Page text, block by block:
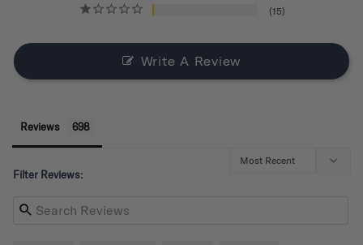
15
Write A Review
Reviews
Filter Reviews: